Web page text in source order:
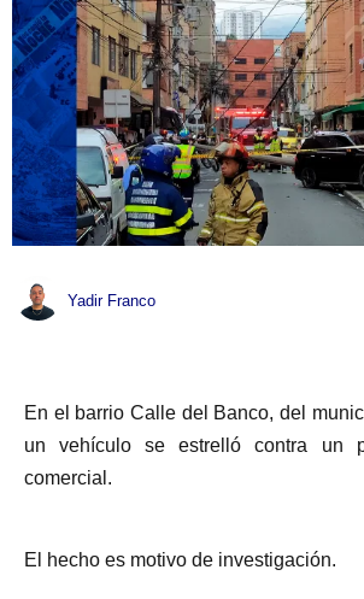
Yadir Franco
En el barrio Calle del Banco, del
un vehículo se estrelló contra un
comercial.
El hecho es motivo de investigación.